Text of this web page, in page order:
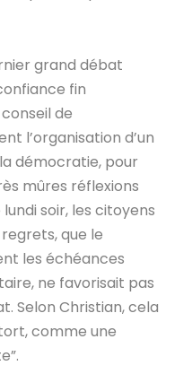
grand débat
fin
de
l’organisation d’un
démocratie, pour
mûres réflexions
soir, les citoyens
que le
les échéances
ne favorisait pas
Selon Christian, cela
comme une